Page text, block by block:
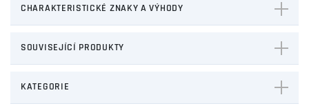
CHARAKTERISTICKÉ ZNAKY A VÝHODY
SOUVISEJÍCÍ PRODUKTY
KATEGORIE